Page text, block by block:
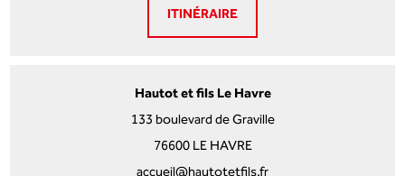
ITINÉRAIRE
Hautot et fils Le Havre
133 boulevard de Graville
76600 LE HAVRE